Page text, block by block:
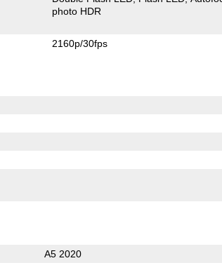
photo HDR
2160p/30fps
A5 2020